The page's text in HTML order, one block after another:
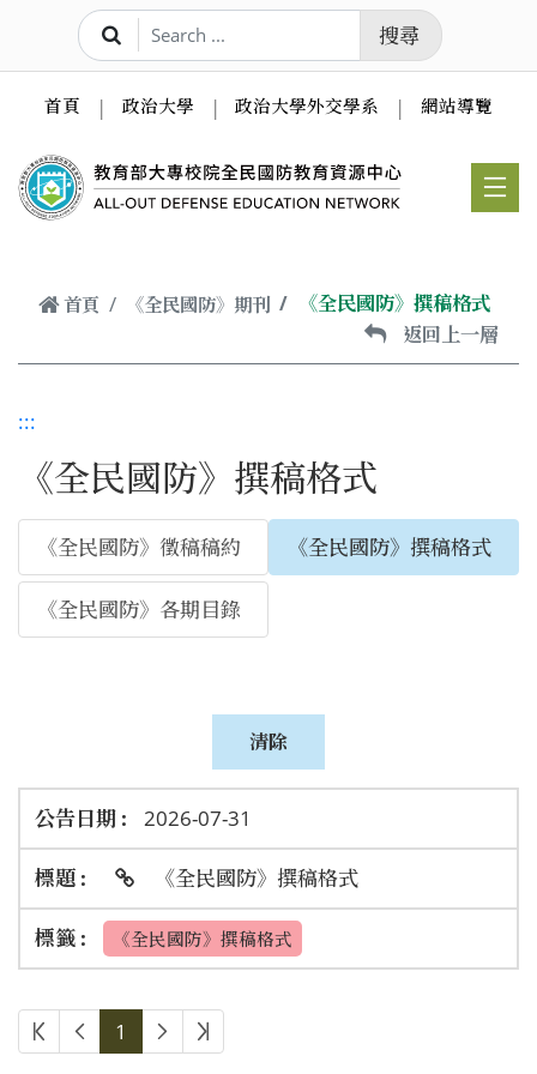
跳到主要內容
搜尋
首頁 政治大學 政治大學外交學系 網站導覽
首頁 《全民國防》期刊
《全民國防》撰稿格式
返回上一層
:::
《全民國防》撰稿格式
《全民國防》徵稿稿約 《全民國防》撰稿格式
《全民國防》各期目錄
2026-07-31
《全民國防》撰稿格式
《全民國防》撰稿格式
1